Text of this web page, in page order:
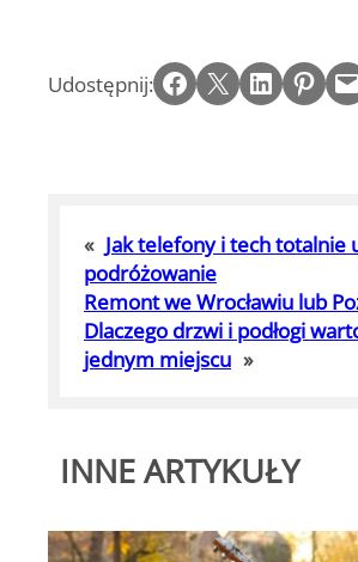
Udostępnij: Share on Facebook Email this Page Share on LinkedIn Share on Pinterest Email this Page
« Jak telefony i tech totalnie
podróżowanie
Remont we Wrocławiu lub
Dlaczego drzwi i podłogi
jednym miejscu »
INNE ARTYKUŁY